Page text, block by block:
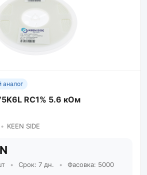
аналог
RC1% 5.6 кОм
• KEEN SIDE
• Срок: 7 дн. •
Фасовка: 5000